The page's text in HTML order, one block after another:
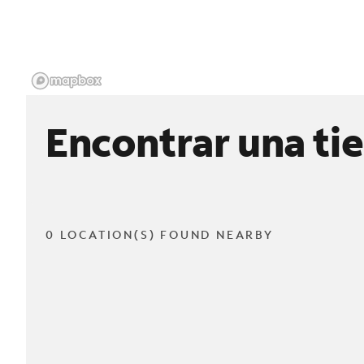
Encontrar una
0 LOCATION(S) FOUND NEARBY